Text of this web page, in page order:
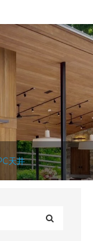
天井